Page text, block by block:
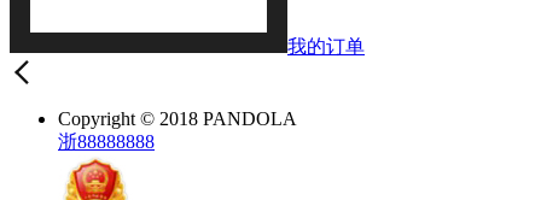
我的订单
Copyright © 2018 PANDOLA
浙88888888